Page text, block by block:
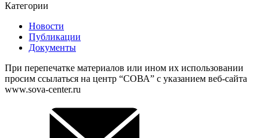
Категории
Новости
Публикации
Документы
При перепечатке материалов или ином их использовании
просим ссылаться на центр “СОВА” с указанием веб-сайта
www.sova-center.ru